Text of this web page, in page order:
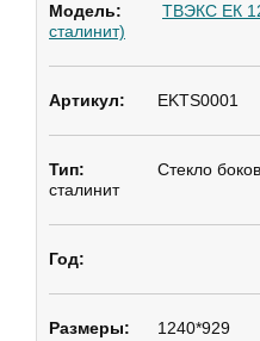
ТВЭКС ЕК
сталинит)
EKTS0001
Стекло
сталинит
1240*929